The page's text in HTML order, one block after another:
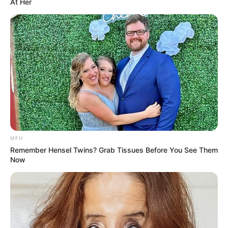
ΔΗΜΟΦΙΛΗ ΑΡΘΡΑ
MFH
Remember Hensel Twins? Grab Tissues Before You See Them
Now